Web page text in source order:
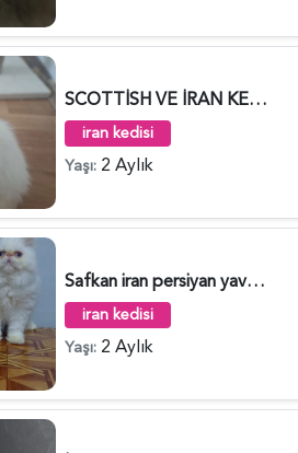
SCOTTİSH VE İRAN KEDİSİ KIRMASI - 5141
iran kedisi
Yaşı: 2 Aylık
Safkan iran persiyan yavrular - 4760
iran kedisi
Yaşı: 2 Aylık